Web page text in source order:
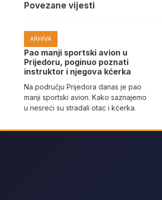
Povezane vijesti
ARHIVA
Pao manji sportski avion u
Prijedoru, poginuo poznati
instruktor i njegova kćerka
Na području Prijedora danas je pao
manji sportski avion. Kako saznajemo
u nesreći su stradali otac i kćerka.